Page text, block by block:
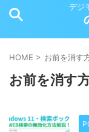
デジ
HOME > お前を消す
お前を消す